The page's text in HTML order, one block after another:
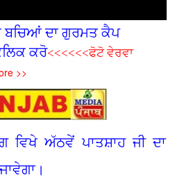
ਬਚ‌ਿਆਂ ਦਾ ਗੁਰਮਤ ਕੈਪ
ਕਰੋ<<<<<<ਫੋਟੋ ਵੇਰਵਾ
>>
ਵਿਖੇ ਅੱਠਵੇਂ ਪਾਤਸ਼ਾਹ ਜੀ ਦਾ